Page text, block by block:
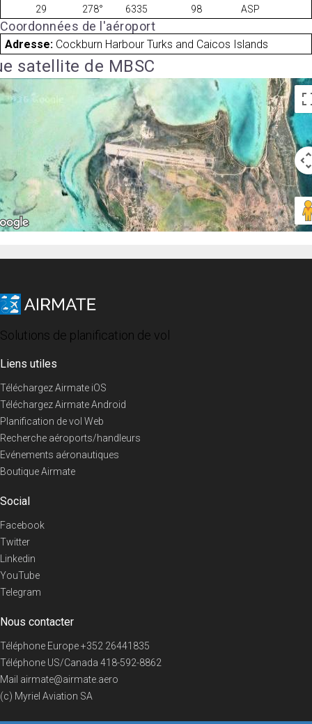
29
278° 6335 98 ASP
Coordonnées de l'aéroport
Adresse: Cockburn Harbour Turks and Caicos Islands
satellite de MBSC
Solutions de planification de vol
Liens utiles
Téléchargez Airmate iOS
Téléchargez Airmate Android
Planification de vol Web
Recherche aéroports/handleurs
Evénements aéronautiques
Boutique Airmate
Social
Facebook
Twitter
Linkedin
YouTube
Telegram
Nous contacter
Téléphone Europe+352 26441835
Téléphone US/Canada 418-592-8862
Mail airmate@airmate.aero
(c) Myriel Aviation SA